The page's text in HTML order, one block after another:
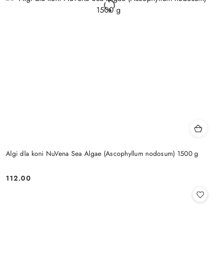
Algi dla koni NuVena Sea Algae (Ascophyllum nodosum) 1500 g
Cena:
112.00